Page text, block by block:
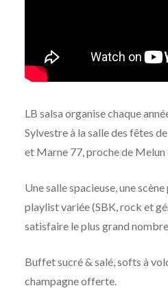
LB salsa organise chaque
Sylvestre à la salle des fêtes
et Marne 77, proche de Melun
Une salle spacieuse, une
playlist variée (SBK, rock et
satisfaire le plus grand
Buffet sucré & salé, softs à
champagne offerte.